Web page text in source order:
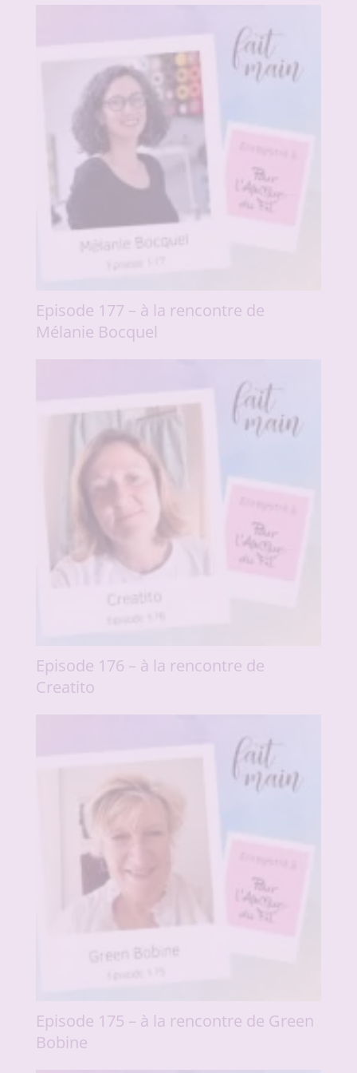
Episode 177 – à la rencontre de
Mélanie Bocquel
Episode 176 – à la rencontre de
Creatito
Episode 175 – à la rencontre de Green
Bobine